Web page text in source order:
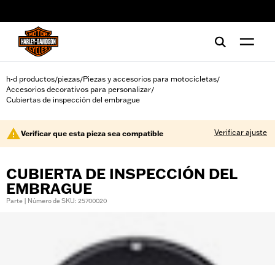
h-d productos/piezas/Piezas y accesorios para motocicletas/
Accesorios decorativos para personalizar/
Cubiertas de inspección del embrague
Verificar que esta pieza sea compatible Verificar ajuste
CUBIERTA DE INSPECCIÓN DEL
EMBRAGUE
Parte | Número de SKU: 25700020